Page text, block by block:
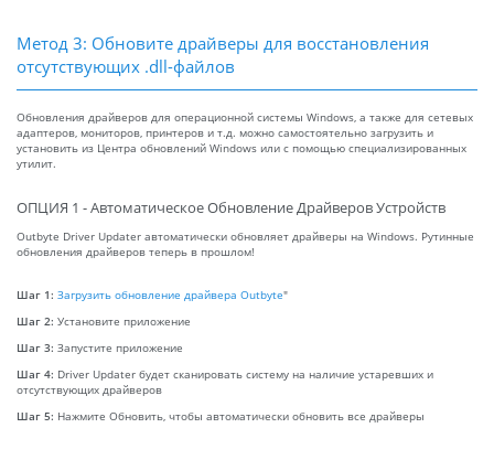
Метод 3: Обновите драйверы для восстановления
отсутствующих .dll-файлов
Обновления драйверов для операционной системы Windows, а также для сетевых
адаптеров, мониторов, принтеров и т.д. можно самостоятельно загрузить и
установить из Центра обновлений Windows или с помощью специализированных
утилит.
ОПЦИЯ 1 - Автоматическое Обновление Драйверов Устройств
Outbyte Driver Updater автоматически обновляет драйверы на Windows. Рутинные
обновления драйверов теперь в прошлом!
Шаг 1: Загрузить обновление драйвера Outbyte"
Шаг 2: Установите приложение
Шаг 3: Запустите приложение
Шаг 4: Driver Updater будет сканировать систему на наличие устаревших и
отсутствующих драйверов
Шаг 5: Нажмите Обновить, чтобы автоматически обновить все драйверы